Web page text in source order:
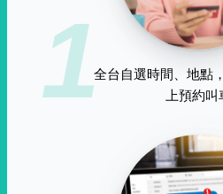
1全台自選時間、地點
上預約叫